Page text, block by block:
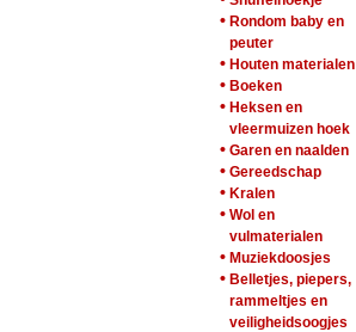
• Rondom baby en
peuter
• Houten materialen
• Boeken
• Heksen en
vleermuizen hoek
• Garen en naalden
• Gereedschap
• Kralen
• Wol en
vulmaterialen
• Muziekdoosjes
• Belletjes, piepers,
rammeltjes en
veiligheidsoogjes